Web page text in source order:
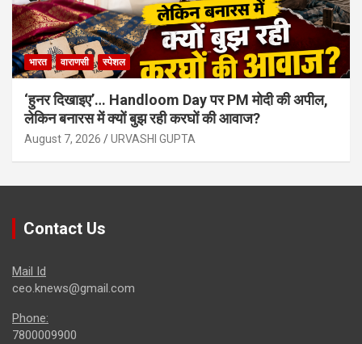
भारत वाराणसी स्पेशल
‘हुनर दिखाइए’… Handloom Day पर PM मोदी की अपील,
लेकिन बनारस में क्यों बुझ रही करघों की आवाज?
August 7, 2026 URVASHI GUPTA
Contact Us
Mail Id
ceo.knews@gmail.com
Phone:
7800009900